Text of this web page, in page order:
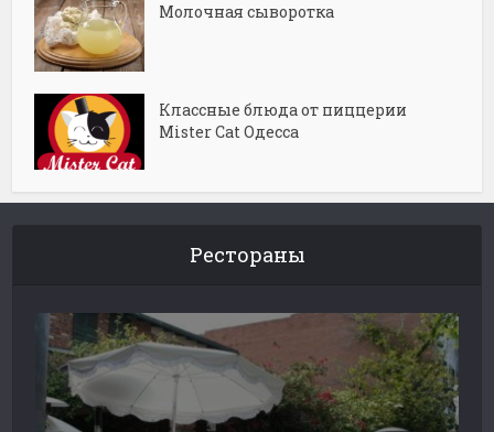
Молочная сыворотка
Классные блюда от пиццерии
Mister Cat Одесса
Рестораны